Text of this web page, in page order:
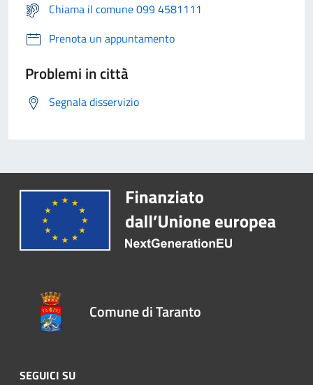
Chiama il comune 099 4581111
Prenota un appuntamento
Problemi in città
Segnala disservizio
Comune di Taranto
SEGUICI SU